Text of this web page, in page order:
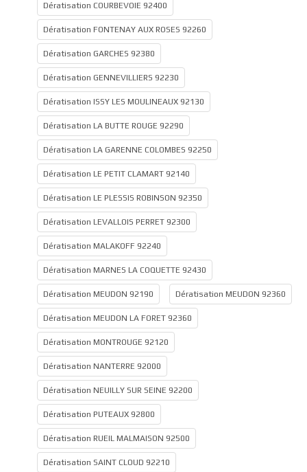
Dératisation COURBEVOIE 92400
Dératisation FONTENAY AUX ROSES 92260
Dératisation GARCHES 92380
Dératisation GENNEVILLIERS 92230
Dératisation ISSY LES MOULINEAUX 92130
Dératisation LA BUTTE ROUGE 92290
Dératisation LA GARENNE COLOMBES 92250
Dératisation LE PETIT CLAMART 92140
Dératisation LE PLESSIS ROBINSON 92350
Dératisation LEVALLOIS PERRET 92300
Dératisation MALAKOFF 92240
Dératisation MARNES LA COQUETTE 92430
Dératisation MEUDON 92190 Dératisation MEUDON 92360
Dératisation MEUDON LA FORET 92360
Dératisation MONTROUGE 92120
Dératisation NANTERRE 92000
Dératisation NEUILLY SUR SEINE 92200
Dératisation PUTEAUX 92800
Dératisation RUEIL MALMAISON 92500
Dératisation SAINT CLOUD 92210